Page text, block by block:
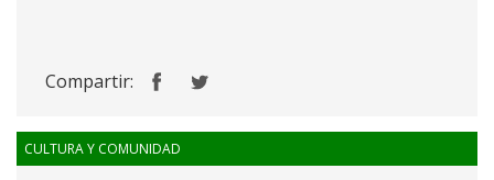
Compartir:
CULTURA Y COMUNIDAD